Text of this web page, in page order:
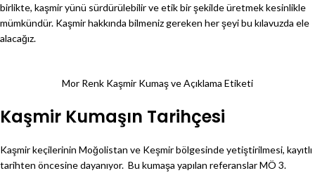
birlikte, kaşmir yünü sürdürülebilir ve etik bir şekilde üretmek kesinlikle
mümkündür. Kaşmir hakkında bilmeniz gereken her şeyi bu kılavuzda ele
alacağız.
Mor Renk Kaşmir Kumaş ve Açıklama Etiketi
Kaşmir Kumaşın Tarihçesi
Kaşmir keçilerinin Moğolistan ve Keşmir bölgesinde yetiştirilmesi, kayıtlı
tarihten öncesine dayanıyor. Bu kumaşa yapılan referanslar MÖ 3.